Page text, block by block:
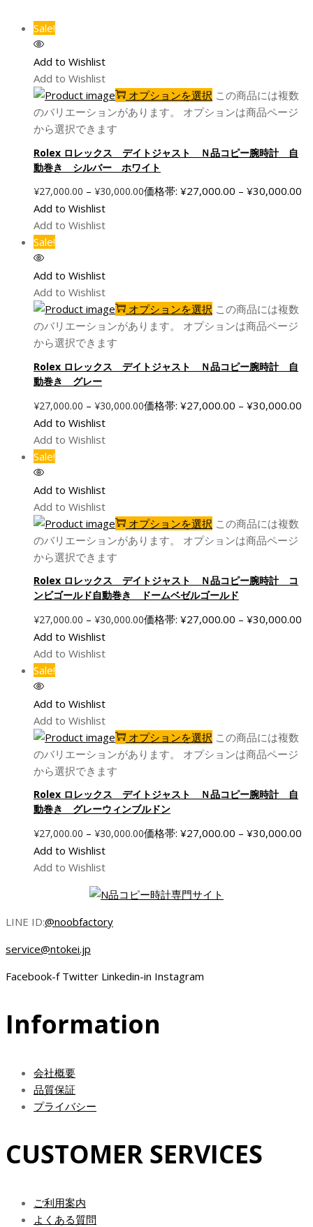
Sale!
Add to Wishlist
Add to Wishlist
オプションを選択 この商品には複数
のバリエーションがあります。 オプションは商品ページ
から選択できます
Rolex ロレックス デイトジャスト Ｎ品コピー腕時計 自
動巻き シルバー ホワイト
¥27,000.00 – ¥30,000.00価格帯: ¥27,000.00 – ¥30,000.00
Add to Wishlist
Add to Wishlist
Sale!
Add to Wishlist
Add to Wishlist
オプションを選択 この商品には複数
のバリエーションがあります。 オプションは商品ページ
から選択できます
Rolex ロレックス デイトジャスト Ｎ品コピー腕時計 自
動巻き グレー
¥27,000.00 – ¥30,000.00価格帯: ¥27,000.00 – ¥30,000.00
Add to Wishlist
Add to Wishlist
Sale!
Add to Wishlist
Add to Wishlist
オプションを選択 この商品には複数
のバリエーションがあります。 オプションは商品ページ
から選択できます
Rolex ロレックス デイトジャスト Ｎ品コピー腕時計 コ
ンビゴールド自動巻き ドームベゼルゴールド
¥27,000.00 – ¥30,000.00価格帯: ¥27,000.00 – ¥30,000.00
Add to Wishlist
Add to Wishlist
Sale!
Add to Wishlist
Add to Wishlist
オプションを選択 この商品には複数
のバリエーションがあります。 オプションは商品ページ
から選択できます
Rolex ロレックス デイトジャスト Ｎ品コピー腕時計 自
動巻き グレーウィンブルドン
¥27,000.00 – ¥30,000.00価格帯: ¥27,000.00 – ¥30,000.00
Add to Wishlist
Add to Wishlist
LINE ID:@noobfactory
service@ntokei.jp
Facebook-f Twitter Linkedin-in Instagram
Information
会社概要
品質保証
プライバシー
CUSTOMER SERVICES
ご利用案内
よくある質問